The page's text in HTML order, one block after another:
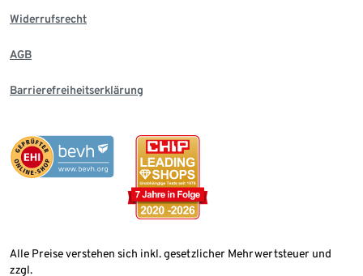
Widerrufsrecht
AGB
Barrierefreiheitserklärung
Alle Preise verstehen sich inkl. gesetzlicher Mehrwertsteuer und
zzgl.